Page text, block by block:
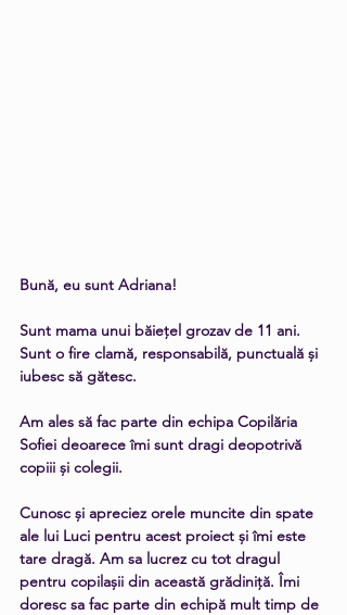
Bună, eu sunt Adriana!
Sunt mama unui băiețel grozav de 11 ani.
Sunt o fire clamă, responsabilă, punctuală și
iubesc să gătesc.
Am ales să fac parte din echipa Copilăria
Sofiei deoarece îmi sunt dragi deopotrivă
copiii și colegii.
Cunosc și apreciez orele muncite din spate
ale lui Luci pentru acest proiect și îmi este
tare dragă. Am sa lucrez cu tot dragul
pentru copilașii din această grădiniță. Îmi
doresc sa fac parte din echipă mult timp de